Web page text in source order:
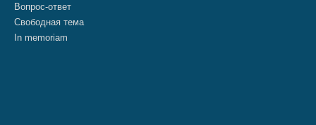
Вопрос-ответ
Свободная тема
In memoriam